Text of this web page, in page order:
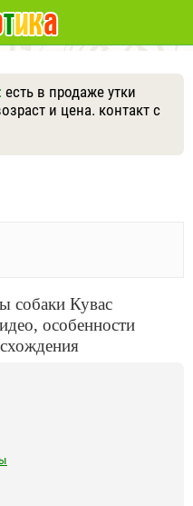
есть в продаже утки
и цена. контакт с
Задать вопрос
собаки Кувас
особенности